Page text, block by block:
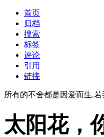
首页
归档
搜索
标签
评论
引用
链接
所有的不舍都是因爱而生.
太阳花，